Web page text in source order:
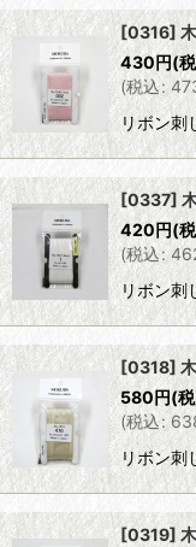
[0316]
430円(
(税込:
リボン刺
[0337]
420円(
(税込:
リボン刺
[0318]
580円(
(税込:
リボン
[0319]